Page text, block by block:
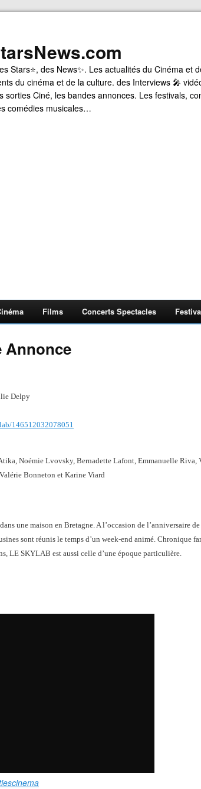
Stars⭐, des News✨. Les actualités du Cinéma et
du cinéma et de la culture. des Interviews 🎤
sorties Ciné, les bandes annonces. Les festivals,
comédies musicales…
Films Concerts Spectacles
Annonce
Delpy
146512032078051
Noémie Lvovsky, Bernadette Lafont, Emmanuelle Riva,
Bonneton et Karine Viard
une maison en Bretagne. A l’occasion de l’anniversaire
sont réunis le temps d’un week-end animé. Chronique
LE SKYLAB est aussi celle d’une époque particulière.